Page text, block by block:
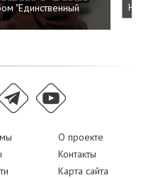
"Единственный
О проекте
Контакты
Карта сайта